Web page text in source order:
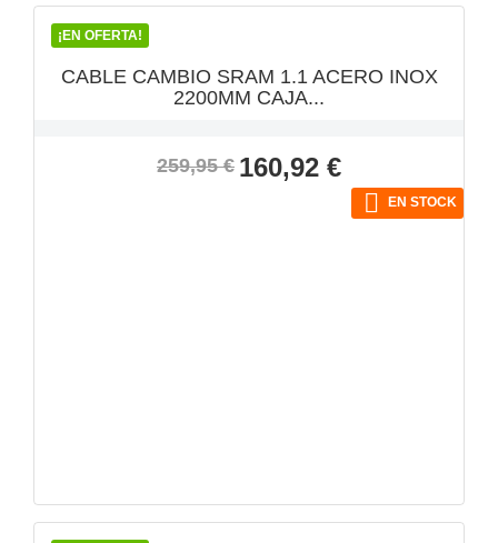
¡EN OFERTA!
CABLE CAMBIO SRAM 1.1 ACERO INOX
2200MM CAJA...
Precio
259,95 € Precio
160,92 €
 EN STOCK